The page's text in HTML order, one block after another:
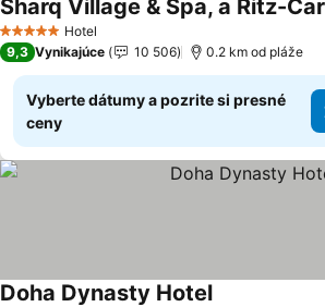
5 Počet hviezdičiek
Hotel
Sharq Village & Spa, a Ritz-
9,3 Vynikajúce 10 506 0.2 km od pláže
Vyberte dátumy a pozrite si presné
ceny
Doha Dynasty Hotel